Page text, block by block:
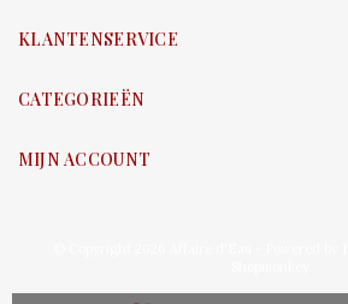
KLANTENSERVICE
CATEGORIEËN
MIJN ACCOUNT